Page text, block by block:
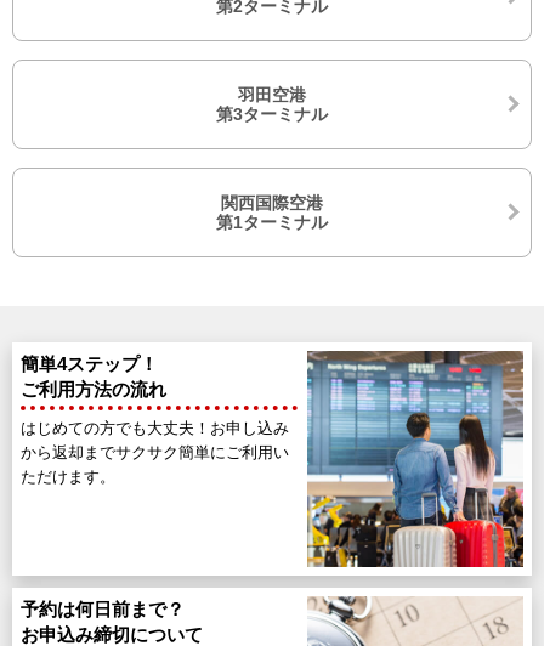
第2ターミナル
羽田空港
第3ターミナル
関西国際空港
第1ターミナル
簡単4ステップ！
ご利用方法の流れ
はじめての方でも大丈夫！お申し込み
から返却までサクサク簡単にご利用い
ただけます。
予約は何日前まで？
お申込み締切について